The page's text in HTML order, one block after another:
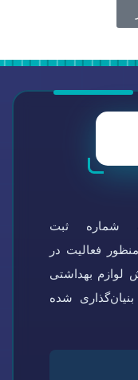
شماره ثبت
۰۹۴ در سال ۱۳۶۴ به منظور فعالیت در
لوازم بهداشتی
شده